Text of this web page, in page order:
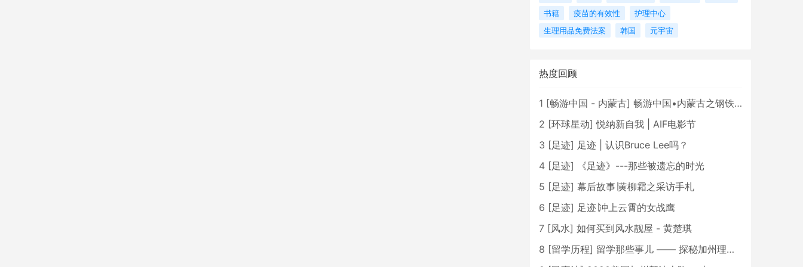
书籍
疫苗的有效性
护理中心
生理用品免费法案
韩国 元宇宙
热度回顾
1 [畅游中国 - 内蒙古] 畅游中国•内蒙古之钢铁骄子，魅力包头
2 [环球星动] 悦纳新自我 | AIF电影节
3 [足迹] 足迹 | 认识Bruce Lee吗？
4 [足迹]
《足迹》---那些被遗忘的时光
5 [足迹] 幕后故事∣黄柳霜之采访手札
6 [足迹] 足迹∣冲上云霄的女战鹰
7 [风水] 如何买到风水靓屋 - 黄楚琪
8 [留学历程] 留学那些事儿 —— 探秘加州理工学院Caltech博士生活 [上集]